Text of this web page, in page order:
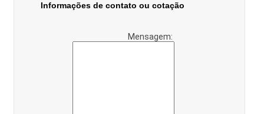
Informações de contato ou cotação
Mensagem: